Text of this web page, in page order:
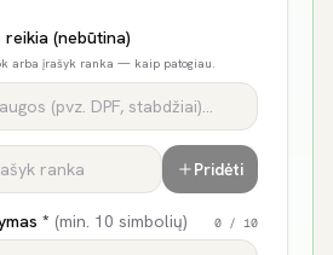
(nebūtina)
arba įrašyk ranka — kaip patogiau.
Pridėti
* (min. 10 simbolių) 0 / 10